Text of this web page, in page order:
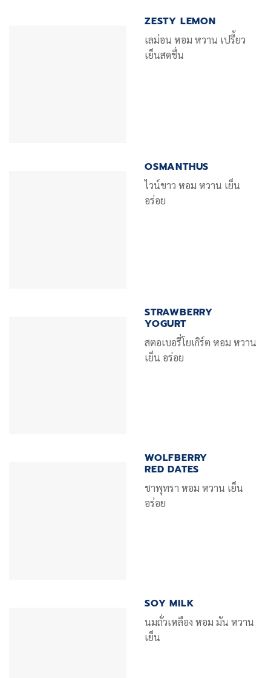
ZESTY LEMON
เลม่อน หอม หวาน เปรี้ยว
เย็นสดชื่น
OSMANTHUS
ไวน์ขาว หอม หวาน เย็น
อร่อย
STRAWBERRY
YOGURT
สตอเบอรี่โยเกิร์ต หอม หวาน
เย็น อร่อย
WOLFBERRY
RED DATES
ชาพุทรา หอม หวาน เย็น
อร่อย
SOY MILK
นมถั่วเหลือง หอม มัน หวาน
เย็น